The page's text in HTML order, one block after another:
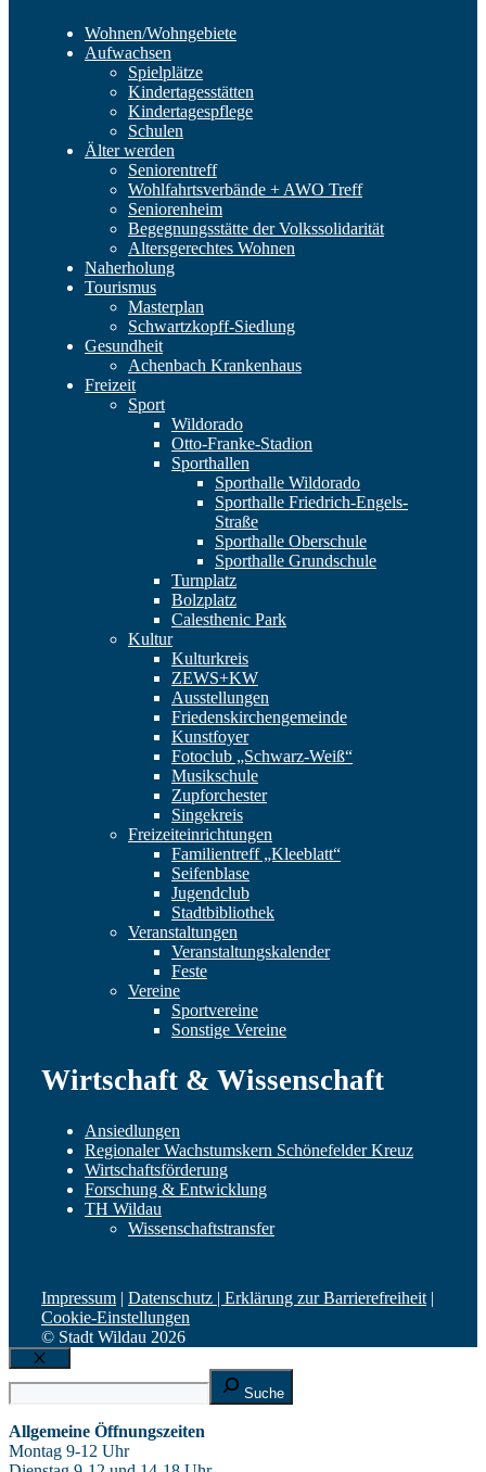
Wohnen/Wohngebiete
Aufwachsen
Spielplätze
Kindertagesstätten
Kindertagespflege
Schulen
Älter werden
Seniorentreff
Wohlfahrtsverbände + AWO Treff
Seniorenheim
Begegnungsstätte der Volkssolidarität
Altersgerechtes Wohnen
Naherholung
Tourismus
Masterplan
Schwartzkopff-Siedlung
Gesundheit
Achenbach Krankenhaus
Freizeit
Sport
Wildorado
Otto-Franke-Stadion
Sporthallen
Sporthalle Wildorado
Sporthalle Friedrich-Engels-
Straße
Sporthalle Oberschule
Sporthalle Grundschule
Turnplatz
Bolzplatz
Calesthenic Park
Kultur
Kulturkreis
ZEWS+KW
Ausstellungen
Friedenskirchengemeinde
Kunstfoyer
Fotoclub „Schwarz-Weiß“
Musikschule
Zupforchester
Singekreis
Freizeiteinrichtungen
Familientreff „Kleeblatt“
Seifenblase
Jugendclub
Stadtbibliothek
Veranstaltungen
Veranstaltungskalender
Feste
Vereine
Sportvereine
Sonstige Vereine
Wirtschaft & Wissenschaft
Ansiedlungen
Regionaler Wachstumskern Schönefelder Kreuz
Wirtschaftsförderung
Forschung & Entwicklung
TH Wildau
Wissenschaftstransfer
Impressum Datenschutz | Erklärung zur Barrierefreiheit|
Cookie-Einstellungen
© Stadt Wildau 2026
Schließen
Suche
Allgemeine Öffnungszeiten
Montag 9-12 Uhr